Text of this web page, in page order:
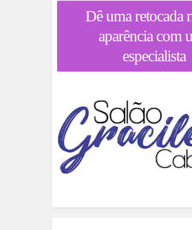
Dê uma retocada
aparência com
especialista